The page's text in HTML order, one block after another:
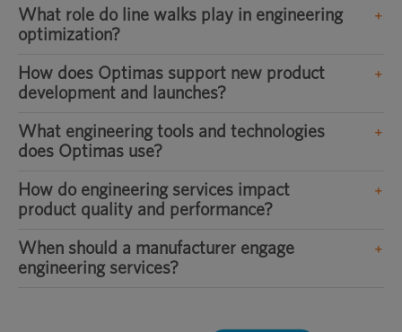
What role do line walks play in engineering
optimization?
How does Optimas support new product
development and launches?
What engineering tools and technologies
does Optimas use?
How do engineering services impact
product quality and performance?
When should a manufacturer engage
engineering services?